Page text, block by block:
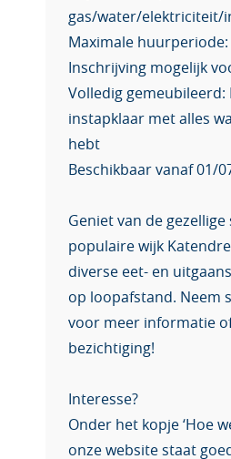
gas/water/elektriciteit/
Maximale huurperiode:
Inschrijving mogelijk
Volledig gemeubileerd:
instapklaar met alles
hebt
Beschikbaar vanaf 01/
Geniet van de gezellige
populaire wijk
diverse eet- en
op loopafstand. Neem
voor meer informatie
bezichtiging!
Interesse?
Onder het kopje ‘Hoe
onze website staat